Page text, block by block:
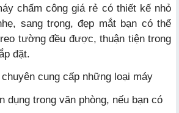
chấm công giá rẻ có thiết kế nhỏ
sang trọng, đẹp mắt bạn có thể
tường đều được, thuận tiện trong
đặt.
cung cấp những loại máy
dụng trong văn phòng, nếu bạn có